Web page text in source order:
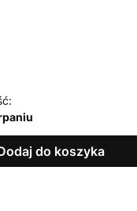
do koszyka